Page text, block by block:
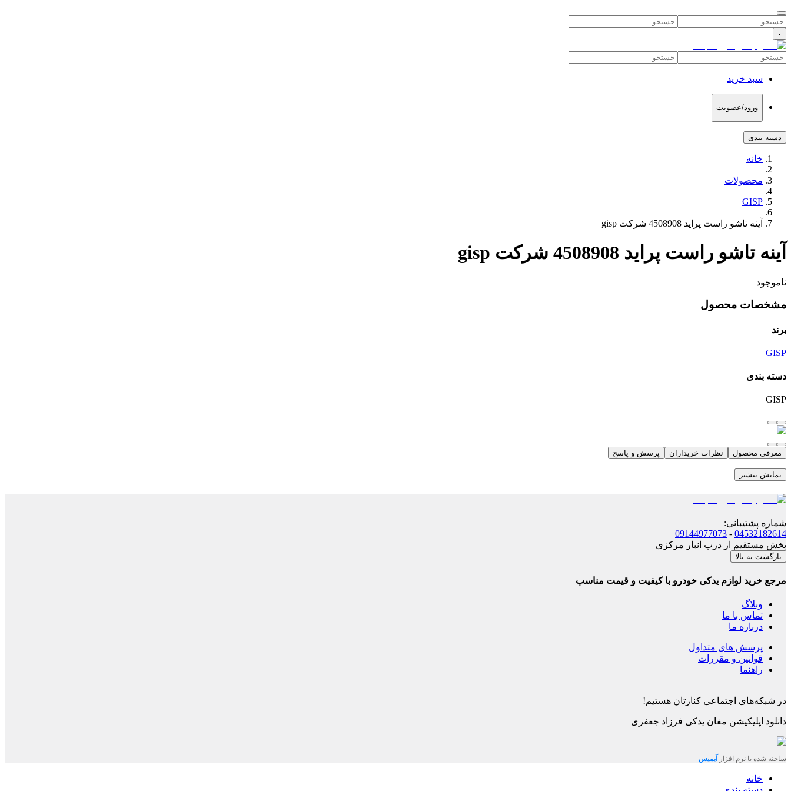
۰
سبد خرید
ورود/عضویت
دسته بندی
خانه
محصولات
GISP
آینه تاشو راست پراید 4508908 شرکت gisp
آینه تاشو راست پراید 4508908 شرکت gisp
ناموجود
مشخصات محصول
برند
GISP
دسته بندی
GISP
معرفی محصول نظرات خریداران پرسش و پاسخ
نمایش بیشتر
شماره پشتیبانی:
04532182614
-
09144977073
پخش مستقیم از درب انبار مرکزی
بازگشت به بالا
مرجع خرید لوازم یدکی خودرو با کیفیت و قیمت مناسب
وبلاگ
تماس با ما
درباره ما
پرسش های متداول
قوانین و مقررات
راهنما
در شبکه‌های اجتماعی کنارتان هستیم!
دانلود اپلیکیشن مغان یدکی فرزاد جعفری
ساخته شده با نرم افزار آیمیس
خانه